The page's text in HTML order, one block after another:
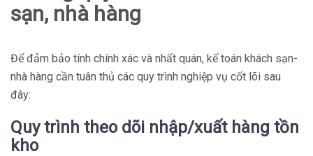
sạn, nhà hàng
Để đảm bảo tính chính xác và nhất quán, kế toán khách sạn-
nhà hàng cần tuân thủ các quy trình nghiệp vụ cốt lõi sau
đây:
Quy trình theo dõi nhập/xuất hàng tồn
kho